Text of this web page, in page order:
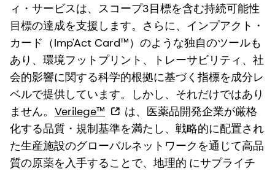
ィ・サービスは、スコープ3目標を含む持続可能性
目標の達成を支援します。さらに、インプアクト・
カード（Imp'Act Card™）のような独自のツールも
あり、環境フットプリント、トレーサビリティ、社
会的影響に関する科学的根拠に基づく指標を成分レ
ベルで提供しています。しかし、それだけではあり
ません。 Verilege™
は、医薬品開発企業が厳格
化する品質・規制基準を満たし、戦略的に配置され
た生産施設のグローバルネットワークを通じて高品
質の原薬を入手することで、地理的 にサプライチ